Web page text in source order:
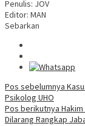
Penulis: JOV
Editor: MAN
Sebarkan
Navigasi
pos
Pos sebelumnya
Psikolog UHO
Pos berikutnya
Dilarang Rangkap